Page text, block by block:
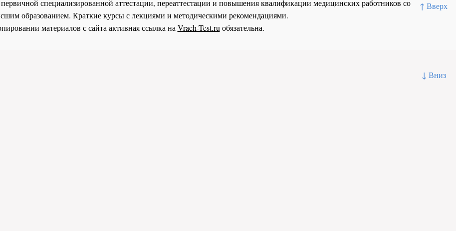
↑ Вверх
↓ Вниз
специализированной аттестации, переаттестации и повышения квалификации медицинских работников со
образованием. Краткие курсы с лекциями и методическими рекомендациями.
материалов с сайта активная ссылка на Vrach-Test.ru обязательна.